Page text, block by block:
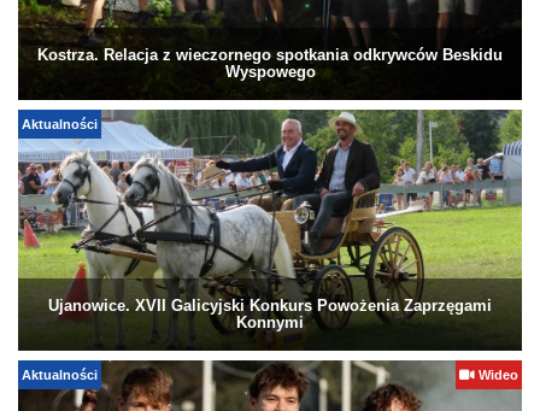
Kostrza. Relacja z wieczornego spotkania odkrywców Beskidu
Wyspowego
Aktualności
Ujanowice. XVII Galicyjski Konkurs Powożenia Zaprzęgami
Konnymi
Aktualności Wideo